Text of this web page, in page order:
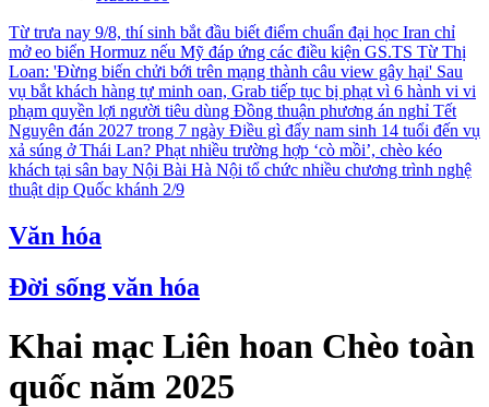
Từ trưa nay 9/8, thí sinh bắt đầu biết điểm chuẩn đại học Iran chỉ
mở eo biển Hormuz nếu Mỹ đáp ứng các điều kiện GS.TS Từ Thị
Loan: 'Đừng biến chửi bới trên mạng thành câu view gây hại' Sau
vụ bắt khách hàng tự minh oan, Grab tiếp tục bị phạt vì 6 hành vi vi
phạm quyền lợi người tiêu dùng Đồng thuận phương án nghỉ Tết
Nguyên đán 2027 trong 7 ngày Điều gì đẩy nam sinh 14 tuổi đến vụ
xả súng ở Thái Lan? Phạt nhiều trường hợp ‘cò mồi’, chèo kéo
khách tại sân bay Nội Bài Hà Nội tổ chức nhiều chương trình nghệ
thuật dịp Quốc khánh 2/9
Văn hóa
Đời sống văn hóa
Khai mạc Liên hoan Chèo toàn
quốc năm 2025